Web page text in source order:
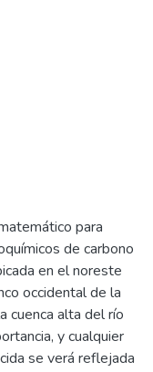
para
de carbono
en el noreste
occidental de la
cuenca alta del río
y cualquier
se verá reflejada